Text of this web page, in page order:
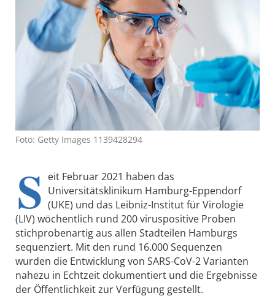
Foto: Getty Images 1139428294
S eit Februar 2021 haben das
Universitätsklinikum Hamburg-Eppendorf
(UKE) und das Leibniz-Institut für Virologie
(LIV) wöchentlich rund 200 viruspositive Proben
stichprobenartig aus allen Stadteilen Hamburgs
sequenziert. Mit den rund 16.000 Sequenzen
wurden die Entwicklung von SARS-CoV-2 Varianten
nahezu in Echtzeit dokumentiert und die Ergebnisse
der Öffentlichkeit zur Verfügung gestellt.